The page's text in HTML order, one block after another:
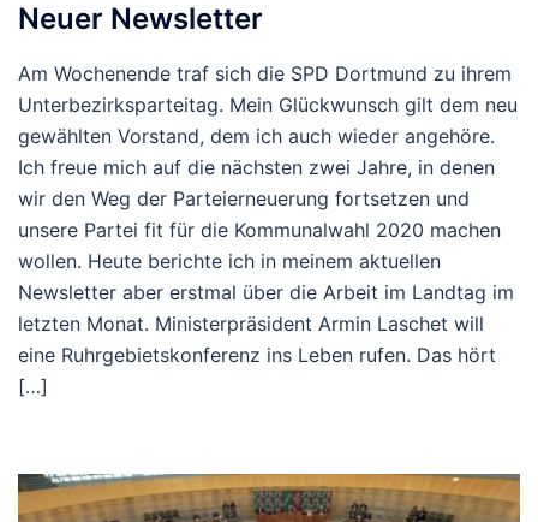
Neuer Newsletter
Am Wochenende traf sich die SPD Dortmund zu ihrem
Unterbezirksparteitag. Mein Glückwunsch gilt dem neu
gewählten Vorstand, dem ich auch wieder angehöre.
Ich freue mich auf die nächsten zwei Jahre, in denen
wir den Weg der Parteierneuerung fortsetzen und
unsere Partei fit für die Kommunalwahl 2020 machen
wollen. Heute berichte ich in meinem aktuellen
Newsletter aber erstmal über die Arbeit im Landtag im
letzten Monat. Ministerpräsident Armin Laschet will
eine Ruhrgebietskonferenz ins Leben rufen. Das hört
[…]